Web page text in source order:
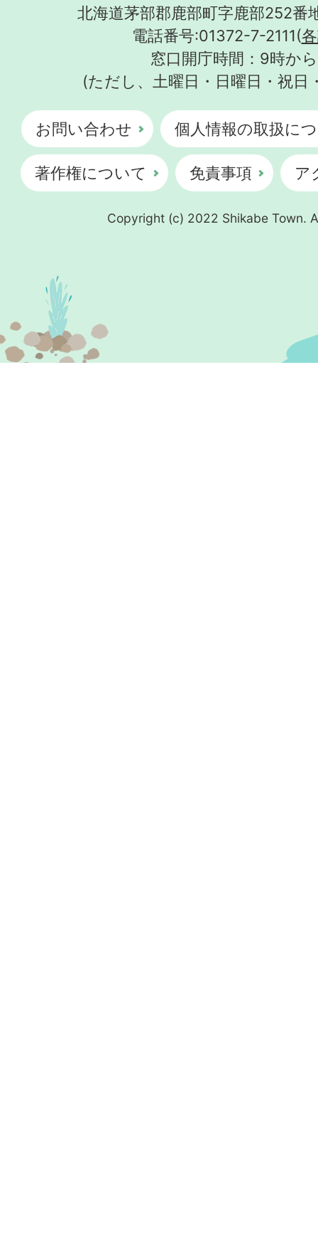
北海道茅部郡鹿部町字鹿部252番
電話番号:01372-7-2111(
窓口開庁時間：9時か
(ただし、土曜日・日曜日・祝日
お問い合わせ 個人情報の取扱に
著作権について 免責事項 ア
Copyright (c) 2022 Shikabe Town.